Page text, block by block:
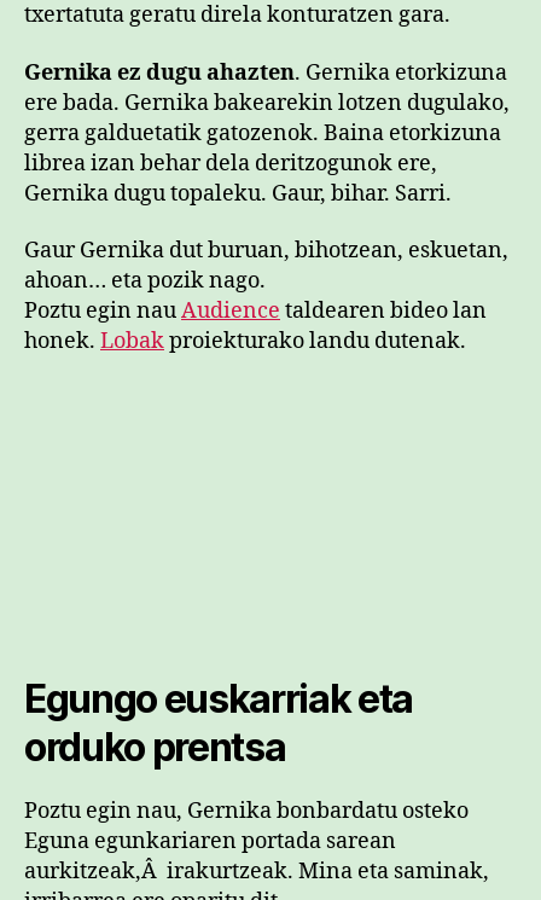
txertatuta geratu direla konturatzen gara.
Gernika ez dugu ahazten. Gernika etorkizuna
ere bada. Gernika bakearekin lotzen dugulako,
gerra galduetatik gatozenok. Baina etorkizuna
librea izan behar dela deritzogunok ere,
Gernika dugu topaleku. Gaur, bihar. Sarri.
Gaur Gernika dut buruan, bihotzean, eskuetan,
ahoan… eta pozik nago.
Poztu egin nauAudience taldearen bideo lan
honek. Lobakproiekturako landu dutenak.
Egungo euskarriak eta
orduko prentsa
Poztu egin nau, Gernika bonbardatu osteko
Eguna egunkariaren portada sarean
aurkitzeak,Â irakurtzeak. Mina eta saminak,